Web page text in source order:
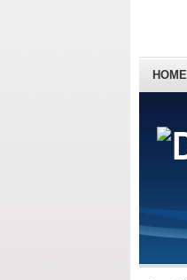
HOME